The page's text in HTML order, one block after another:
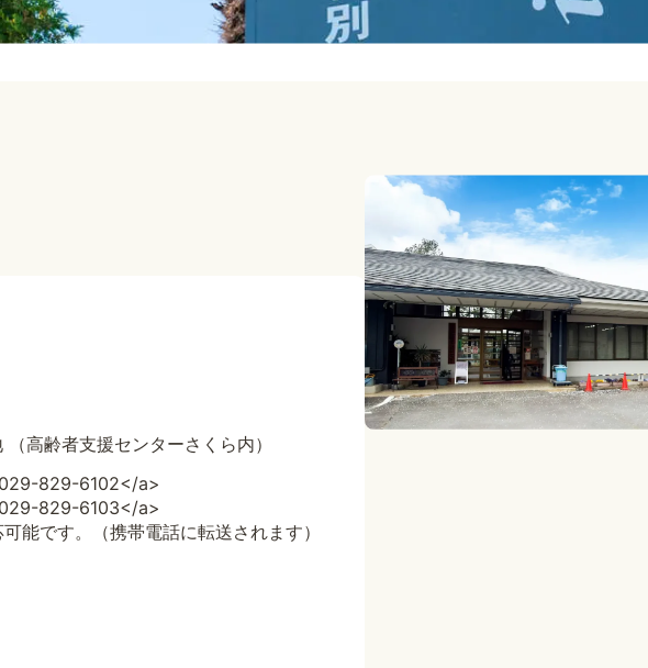
高齢者支援センターさくら内）
829-6102</a>
829-6103</a>
能です。（携帯電話に転送されます）